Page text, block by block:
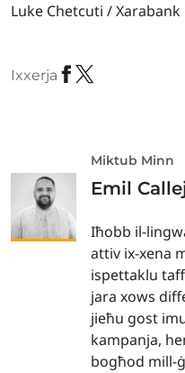
Luke Chetcuti / Xarabank
Ixxerja
Miktub Minn
Emil
Iħobb il-
attiv ix-xena
ispettaklu
jara xows
jieħu gost
kampanja,
bogħod mill-